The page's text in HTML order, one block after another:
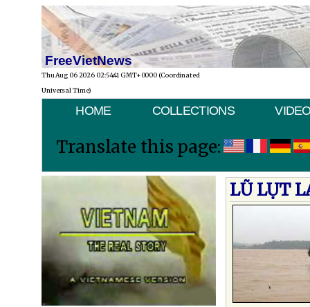
FreeVietNews
Thu Aug 06 2026 02:54:41 GMT+0000 (Coordinated
Universal Time)
HOME COLLECTIONS
Translate this page:
LŨ LỤT